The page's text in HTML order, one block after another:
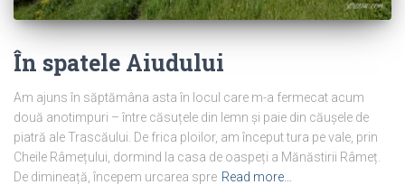
În spatele Aiudului
Am ajuns în săptămâna asta în locul care m-a fermecat acum
două anotimpuri – între căsuțele din lemn și paie din căușele de
piatră ale Trascăului. De frica ploilor, am început tura pe vale, prin
Cheile Râmețului, dormind la casa de oaspeți a Mănăstirii Râmeț.
De dimineață, începem urcarea spre Read more…